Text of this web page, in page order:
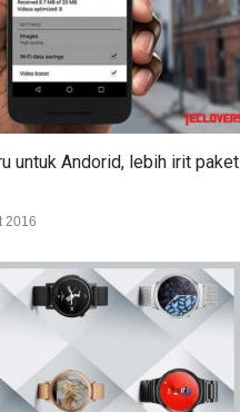
untuk Andorid, lebih irit paket
2016